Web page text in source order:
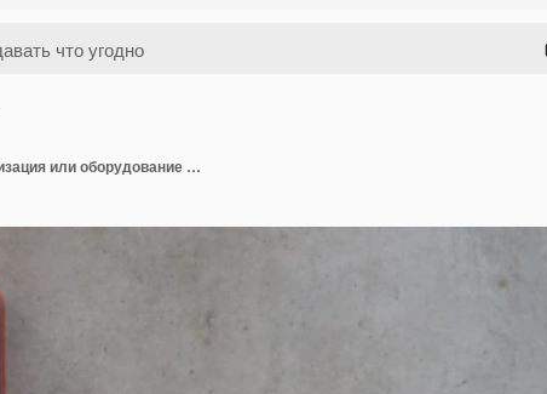
Аварийная пожарная сигнализация или сигнализация или оборудование для предупреждения о пожаре красного цвета с рукой в здании для обеспечения безопасности.